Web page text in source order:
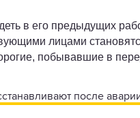
в его предыдущих
лицами
побывавшие в
после